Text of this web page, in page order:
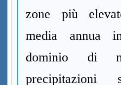
zone più
media annua
dominio di
precipitazioni